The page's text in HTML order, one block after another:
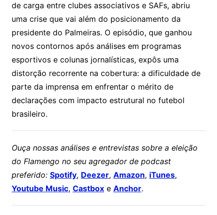
de carga entre clubes associativos e SAFs, abriu
uma crise que vai além do posicionamento da
presidente do Palmeiras. O episódio, que ganhou
novos contornos após análises em programas
esportivos e colunas jornalísticas, expôs uma
distorção recorrente na cobertura: a dificuldade de
parte da imprensa em enfrentar o mérito de
declarações com impacto estrutural no futebol
brasileiro.
Ouça nossas análises e entrevistas sobre a eleição
do Flamengo no seu agregador de podcast
preferido: Spotify, Deezer, Amazon, iTunes,
Youtube Music, Castboxe Anchor.